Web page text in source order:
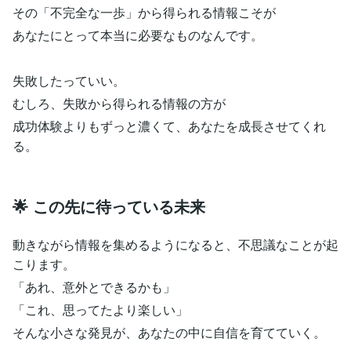
その「不完全な一歩」から得られる情報こそが
あなたにとって本当に必要なものなんです。
失敗したっていい。
むしろ、失敗から得られる情報の方が
成功体験よりもずっと濃くて、あなたを成長させてくれ
る。
🌟 この先に待っている未来
動きながら情報を集めるようになると、不思議なことが起
こります。
「あれ、意外とできるかも」
「これ、思ってたより楽しい」
そんな小さな発見が、あなたの中に自信を育てていく。